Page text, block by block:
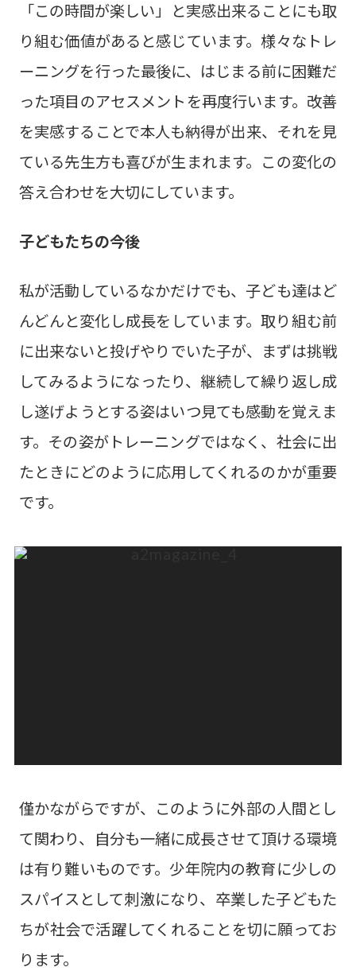
「この時間が楽しい」と実感出来ることにも取
り組む価値があると感じています。様々なトレ
ーニングを行った最後に、はじまる前に困難だ
った項目のアセスメントを再度行います。改善
を実感することで本人も納得が出来、それを見
ている先生方も喜びが生まれます。この変化の
答え合わせを大切にしています。
子どもたちの今後
私が活動しているなかだけでも、子ども達はど
んどんと変化し成長をしています。取り組む前
に出来ないと投げやりでいた子が、まずは挑戦
してみるようになったり、継続して繰り返し成
し遂げようとする姿はいつ見ても感動を覚えま
す。その姿がトレーニングではなく、社会に出
たときにどのように応用してくれるのかが重要
です。
僅かながらですが、このように外部の人間とし
て関わり、自分も一緒に成長させて頂ける環境
は有り難いものです。少年院内の教育に少しの
スパイスとして刺激になり、卒業した子どもた
ちが社会で活躍してくれることを切に願ってお
ります。